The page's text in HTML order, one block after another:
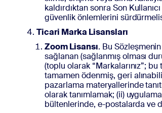
kaldırdıktan sonra Son
güvenlik önlemlerini
Ticari Marka Lisansları
Zoom Lisansı. Bu
sağlanan (sağlanmış olması
(toplu olarak “Markalarınız”;
tamamen ödenmiş, geri
pazarlama materyallerinde
olarak tanımlamak; (ii)
bültenlerinde, e-postalarda ve